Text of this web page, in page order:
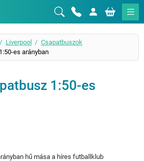
Liverpool
Csapatbuszok
es arányban
1:50-es
hű mása a híres futballklub